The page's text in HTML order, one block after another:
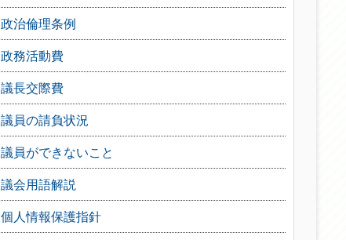
政治倫理条例
政務活動費
議長交際費
議員の請負状況
議員ができないこと
議会用語解説
個人情報保護指針